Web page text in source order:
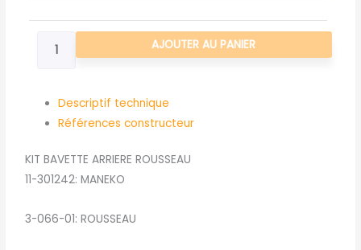
ROUSSEAU
AJOUTER AU PANIER
Descriptif technique
Références constructeur
KIT BAVETTE ARRIERE ROUSSEAU
11-301242: MANEKO
3-066-01: ROUSSEAU